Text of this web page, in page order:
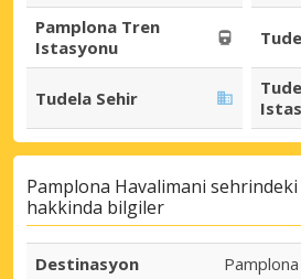
Pamplona Tren
Istasyonu
Tudela Sehir
Pamplona Havalimani
hakkinda bilgiler
Destinasyon
Pamplona